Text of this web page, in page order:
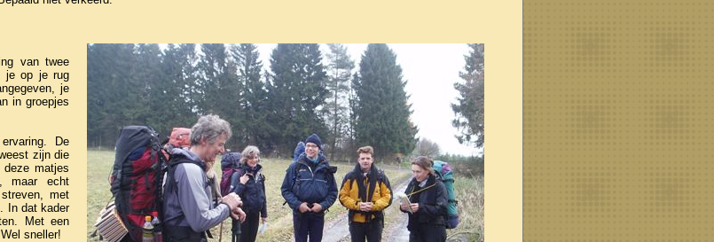
van twee
je op je rug
je
in groepjes
De
zijn die
matjes
maar echt
met
In dat kader
Met een
sneller!